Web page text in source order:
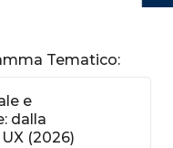
Tematico:
e
dalla
(2026)